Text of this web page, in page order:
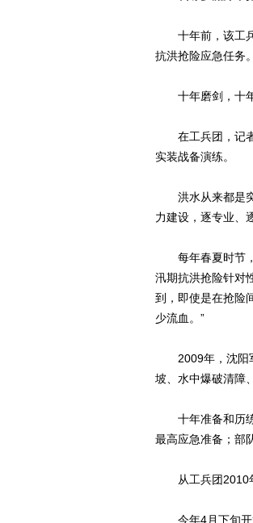
十年前，该工兵
抗洪抢险应急任务
十年磨剑，十年
在工兵团，记者
实装战备演练。
洪水从来都是突
力建设，逐专业、
每年春夏时节，
汛期抗洪抢险针对
到，即使是在抢险
少流血。”
2009年，沈阳军
坡、水中爆破清障
十年准备和历练
最高应急准备；部
从工兵团2010年
今年4月下旬开